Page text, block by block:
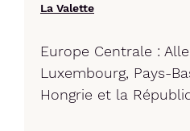
La Valette
Europe Centrale :
Luxembourg, Pays-
Hongrie et la